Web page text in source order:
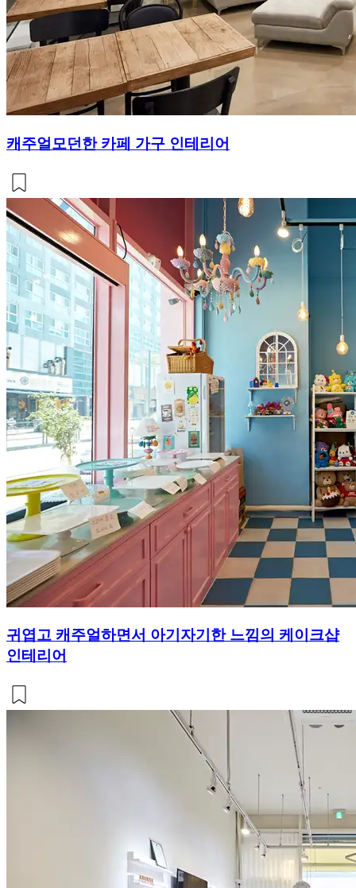
캐주얼모던한 카페 가구 인테리어
귀엽고 캐주얼하면서 아기자기한 느낌의 케이크샵
인테리어